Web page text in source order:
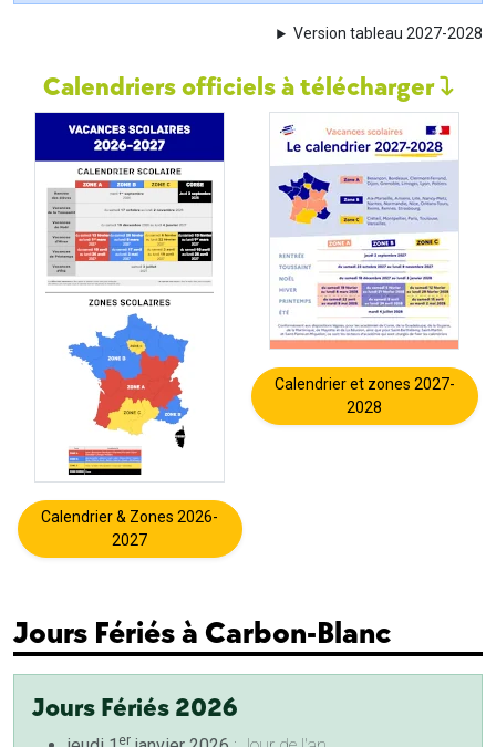
Version tableau 2027-2028
Calendriers officiels à télécharger
Calendrier & Zones 2026-
2027
Calendrier et zones 2027-
2028
Jours Fériés à Carbon-Blanc
Jours Fériés 2026
er